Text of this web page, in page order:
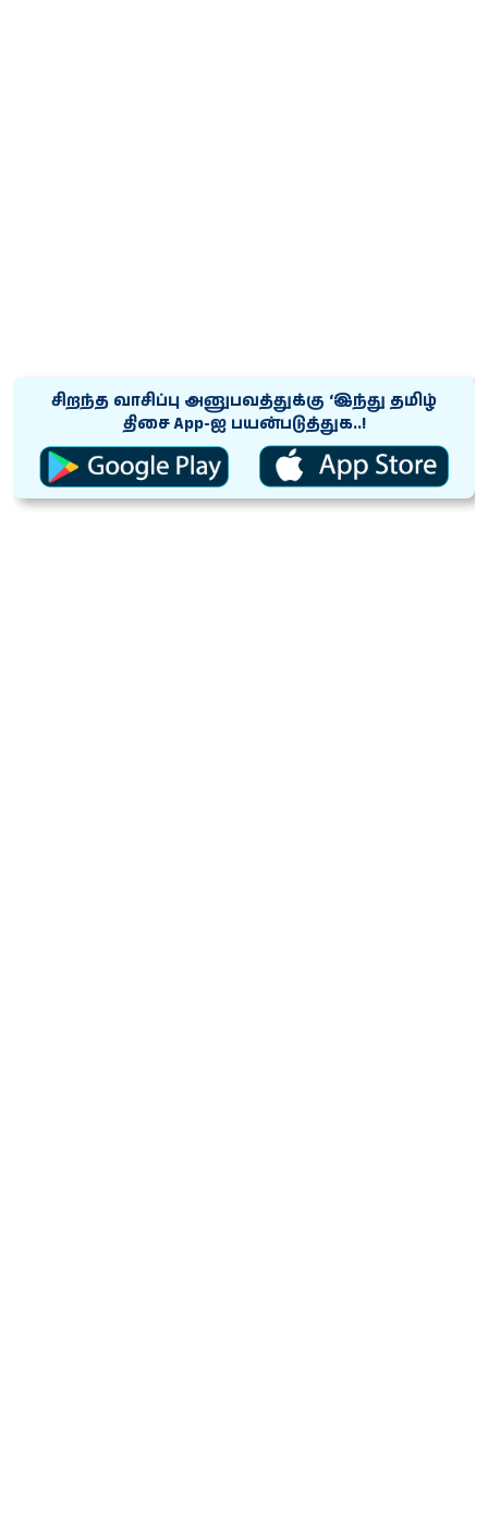
சிறந்த வாசிப்பு அனுபவத்துக்கு ‘இந்து தமிழ்
திசை App-ஐ பயன்படுத்துக..!